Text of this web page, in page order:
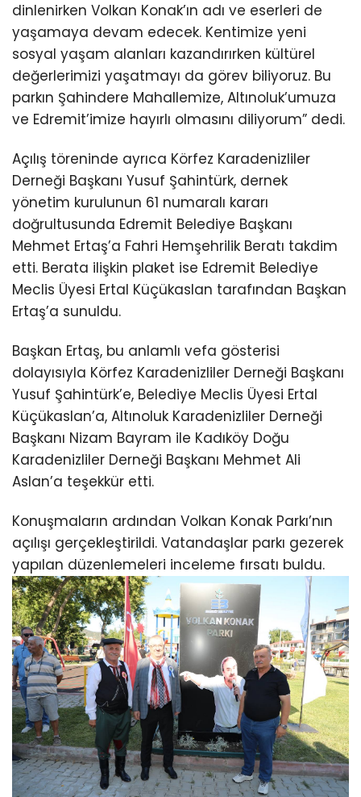
dinlenirken Volkan Konak’ın adı ve eserleri de
yaşamaya devam edecek. Kentimize yeni
sosyal yaşam alanları kazandırırken kültürel
değerlerimizi yaşatmayı da görev biliyoruz. Bu
parkın Şahindere Mahallemize, Altınoluk’umuza
ve Edremit’imize hayırlı olmasını diliyorum” dedi.
Açılış töreninde ayrıca Körfez Karadenizliler
Derneği Başkanı Yusuf Şahintürk, dernek
yönetim kurulunun 61 numaralı kararı
doğrultusunda Edremit Belediye Başkanı
Mehmet Ertaş’a Fahri Hemşehrilik Beratı takdim
etti. Berata ilişkin plaket ise Edremit Belediye
Meclis Üyesi Ertal Küçükaslan tarafından Başkan
Ertaş’a sunuldu.
Başkan Ertaş, bu anlamlı vefa gösterisi
dolayısıyla Körfez Karadenizliler Derneği Başkanı
Yusuf Şahintürk’e, Belediye Meclis Üyesi Ertal
Küçükaslan’a, Altınoluk Karadenizliler Derneği
Başkanı Nizam Bayram ile Kadıköy Doğu
Karadenizliler Derneği Başkanı Mehmet Ali
Aslan’a teşekkür etti.
Konuşmaların ardından Volkan Konak Parkı’nın
açılışı gerçekleştirildi. Vatandaşlar parkı gezerek
yapılan düzenlemeleri inceleme fırsatı buldu.